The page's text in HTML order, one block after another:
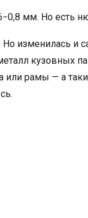
мм. Но есть
изменилась и
кузовных
или рамы — а